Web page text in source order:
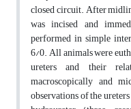
closed circuit. After
was incised and
performed in simple
6/0. All animals were
ureters and their
macroscopically and
observations of the